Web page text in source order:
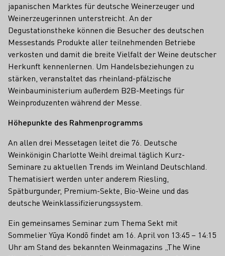
japanischen Marktes für deutsche Weinerzeuger und
Weinerzeugerinnen unterstreicht. An der
Degustationstheke können die Besucher des deutschen
Messestands Produkte aller teilnehmenden Betriebe
verkosten und damit die breite Vielfalt der Weine deutscher
Herkunft kennenlernen. Um Handelsbeziehungen zu
stärken, veranstaltet das rheinland-pfälzische
Weinbauministerium außerdem B2B-Meetings für
Weinproduzenten während der Messe.
Höhepunkte des Rahmenprogramms
An allen drei Messetagen leitet die 76. Deutsche
Weinkönigin Charlotte Weihl dreimal täglich Kurz-
Seminare zu aktuellen Trends im Weinland Deutschland.
Thematisiert werden unter anderem Riesling,
Spätburgunder, Premium-Sekte, Bio-Weine und das
deutsche Weinklassifizierungssystem.
Ein gemeinsames Seminar zum Thema Sekt mit
Sommelier Yūya Kondō findet am 16. April von 13:45 – 14:15
Uhr am Stand des bekannten Weinmagazins „The Wine